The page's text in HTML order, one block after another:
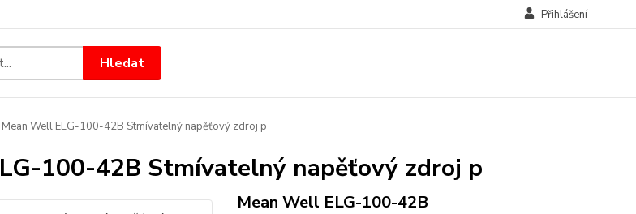
Přihlášení
Hledat
Mean Well ELG-100-42B Stmívatelný napěťový zdroj p
100-42B Stmívatelný napěťový zdroj p
Mean Well ELG-100-42B